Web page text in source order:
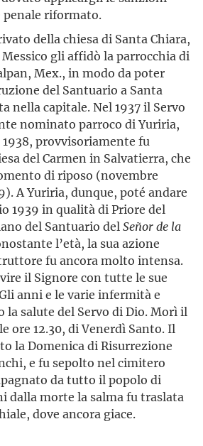
penale riformato.
della chiesa di Santa Chiara,
Messico gli affidò la parrocchia di
Mex., in modo da poter
del Santuario a Santa
nella capitale. Nel 1937 il Servo
nominato parroco di Yuriria,
provvisoriamente fu
del Carmen in Salvatierra, che
di riposo (novembre
A Yuriria, dunque, poté andare
1939 in qualità di Priore del
del Santuario del Señorde la
l’età, la sua azione
fu ancora molto intensa.
il Signore con tutte le sue
anni e le varie infermità e
salute del Servo di Dio. Morì il
ore 12.30, di Venerdì Santo. Il
la Domenica di Risurrezione
e fu sepolto nel cimitero
da tutto il popolo di
dalla morte la salma fu traslata
dove ancora giace.